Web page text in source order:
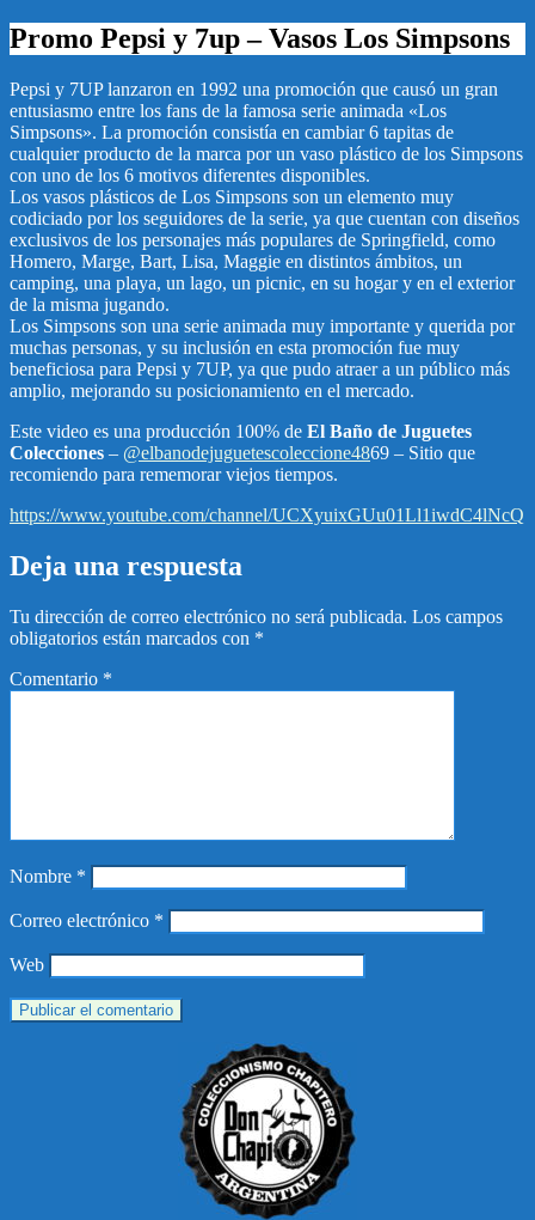
Promo Pepsi y 7up – Vasos Los Simpsons
Pepsi y 7UP lanzaron en 1992 una promoción que causó un gran
entusiasmo entre los fans de la famosa serie animada «Los
Simpsons». La promoción consistía en cambiar 6 tapitas de
cualquier producto de la marca por un vaso plástico de los Simpsons
con uno de los 6 motivos diferentes disponibles.
Los vasos plásticos de Los Simpsons son un elemento muy
codiciado por los seguidores de la serie, ya que cuentan con diseños
exclusivos de los personajes más populares de Springfield, como
Homero, Marge, Bart, Lisa, Maggie en distintos ámbitos, un
camping, una playa, un lago, un picnic, en su hogar y en el exterior
de la misma jugando.
Los Simpsons son una serie animada muy importante y querida por
muchas personas, y su inclusión en esta promoción fue muy
beneficiosa para Pepsi y 7UP, ya que pudo atraer a un público más
amplio, mejorando su posicionamiento en el mercado.
Este video es una producción 100% de El Baño de Juguetes
Colecciones – @elbanodejuguetescoleccione4869 – Sitio que
recomiendo para rememorar viejos tiempos.
https://www.youtube.com/channel/UCXyuixGUu01Ll1iwdC4lNcQ
Deja una respuesta
Tu dirección de correo electrónico no será publicada. Los campos
obligatorios están marcados con *
Comentario *
Nombre *
Correo electrónico *
Web